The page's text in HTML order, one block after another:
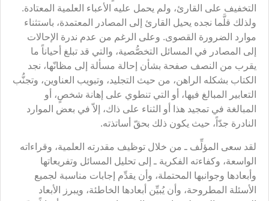
التخفيف على القارئ، ولم يحمل عليه الأعباء العلمية المعتادة.
ولذلك قلَّما نجده يحيل القارئ إلى المصادر المعتمدة، باستثناء
موارد الضرورة القصوى. وعلى الرغم من عدم ندرة الإحالات
إلى المصادر في المسائل التخصُّصية، والتي قد تبلغ أحياناً ما
يقرب من النصف صفحة بشأن إحالة مسألة إلى مظانّها، نجد
الكتاب بشكله الراهن، من حيث التجليد، وتبويب العناوين، وتجنُّب
التعابير المبالغ فيها، أو التي تنطوي على إهانة شخصٍ، أو
المبالغة في تمجيد هذا أو الثناء على ذاك، إلاّ في بعض الموارد
النادرة جدّاً، حيث يكون ذلك بحقّ أساتذته.
لقد سعى المؤلِّف ـ من خلال توظيف مقدرته العلمية، وقراءاته
الواسعة، وكفاءته الفكرية ـ إلى تحليل المسائل وتفريعاتها
وأبعادها وجوانبها المحتملة، وأن يقدِّم إجابات مناسبة لجميع
الأسئلة المطروحة، وأن يُبيِّن أبعادها الخاطئة، ويبرز الأبعاد